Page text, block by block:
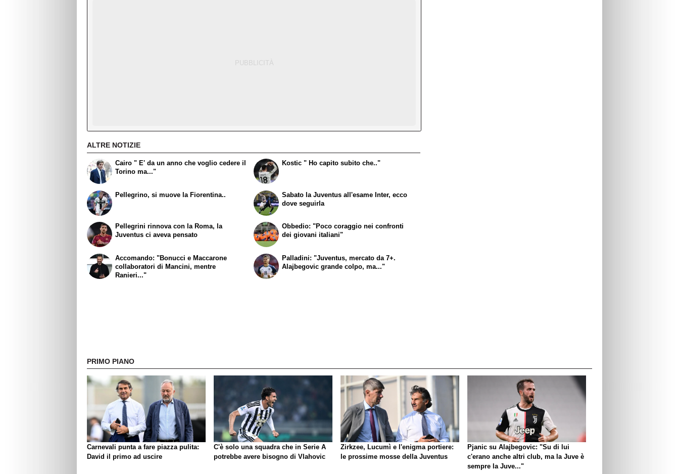
ALTRE NOTIZIE
Cairo " E' da un anno che voglio cedere il
Torino ma..."
Pellegrino, si muove la Fiorentina..
Kostic " Ho capito subito che.."
Sabato la Juventus all'esame Inter, ecco
dove seguirla
Pellegrini rinnova con la Roma, la
Juventus ci aveva pensato
Accomando: "Bonucci e Maccarone
collaboratori di Mancini, mentre
Ranieri..."
Obbedio: "Poco coraggio nei confronti
dei giovani italiani"
Palladini: "Juventus, mercato da 7+.
Alajbegovic grande colpo, ma..."
PRIMO PIANO
Carnevali punta a fare piazza pulita:
David il primo ad uscire
C'è solo una squadra che in Serie A
potrebbe avere bisogno di Vlahovic
Zirkzee, Lucumì e l'enigma portiere:
le prossime mosse della Juventus
Pjanic su Alajbegovic: "Su di lui
c'erano anche altri club, ma la Juve è
sempre la Juve..."